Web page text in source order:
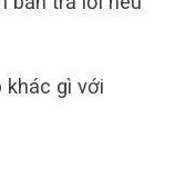
khác gì với